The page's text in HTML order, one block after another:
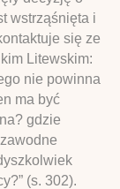
wstrząśnięta i
się ze
Litewskim:
nie powinna
ma być
gdzie
(s. 302).